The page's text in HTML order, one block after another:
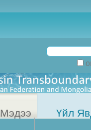
Мэдээ Үйл